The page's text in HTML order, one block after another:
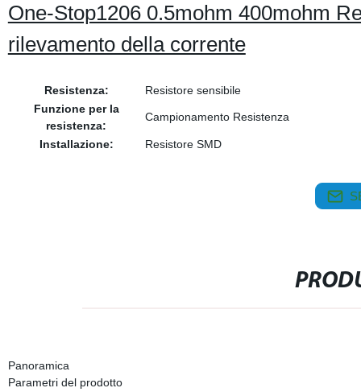
One-Stop1206 0.5mohm 400mohm
rilevamento della corrente
Resistenza:
Resistore sensibile
Funzione per la
resistenza:
Campionamento Resistenza
Installazione: Resistore SMD
Panoramica
Parametri del prodotto